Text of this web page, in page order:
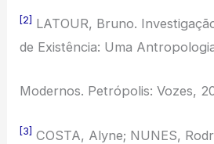
[2]
LATOUR, Bruno.
de Existência: Uma
Modernos. Petrópolis: Vozes,
[3]
COSTA, Alyne; NUNES,